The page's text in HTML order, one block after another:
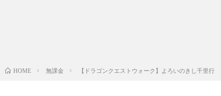
HOME 無課金 【ドラゴンクエストウォーク】よろいのきし千里行